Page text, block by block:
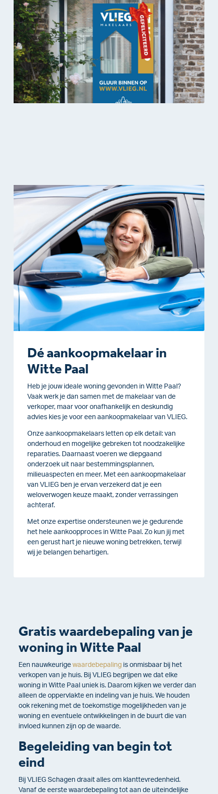
Dé aankoopmakelaar in
Witte Paal
Heb je jouw ideale woning gevonden in Witte Paal?
Vaak werk je dan samen met de makelaar van de
verkoper, maar voor onafhankelijk en deskundig
advies kies je voor een aankoopmakelaar van VLIEG.
Onze aankoopmakelaars letten op elk detail: van
onderhoud en mogelijke gebreken tot noodzakelijke
reparaties. Daarnaast voeren we diepgaand
onderzoek uit naar bestemmingsplannen,
milieuaspecten en meer. Met een aankoopmakelaar
van VLIEG ben je ervan verzekerd dat je een
weloverwogen keuze maakt, zonder verrassingen
achteraf.
Met onze expertise ondersteunen we je gedurende
het hele aankoopproces in Witte Paal. Zo kun jij met
een gerust hart je nieuwe woning betrekken, terwijl
wij je belangen behartigen.
Gratis waardebepaling van je
woning in Witte Paal
Een nauwkeurige waardebepaling is onmisbaar bij het
verkopen van je huis. Bij VLIEG begrijpen we dat elke
woning in Witte Paal uniek is. Daarom kijken we verder dan
alleen de oppervlakte en indeling van je huis. We houden
ook rekening met de toekomstige mogelijkheden van je
woning en eventuele ontwikkelingen in de buurt die van
invloed kunnen zijn op de waarde.
Begeleiding van begin tot
eind
Bij VLIEG Schagen draait alles om klanttevredenheid.
Vanaf de eerste waardebepaling tot aan de uiteindelijke